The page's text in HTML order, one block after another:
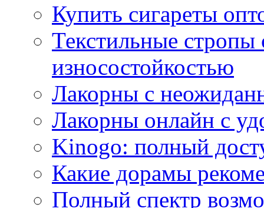
Купить сигареты
Текстильные
износостойкостью
Лакорны с
Лакорны онлайн с
Kinogo: полный
Какие дорамы
Полный спектр